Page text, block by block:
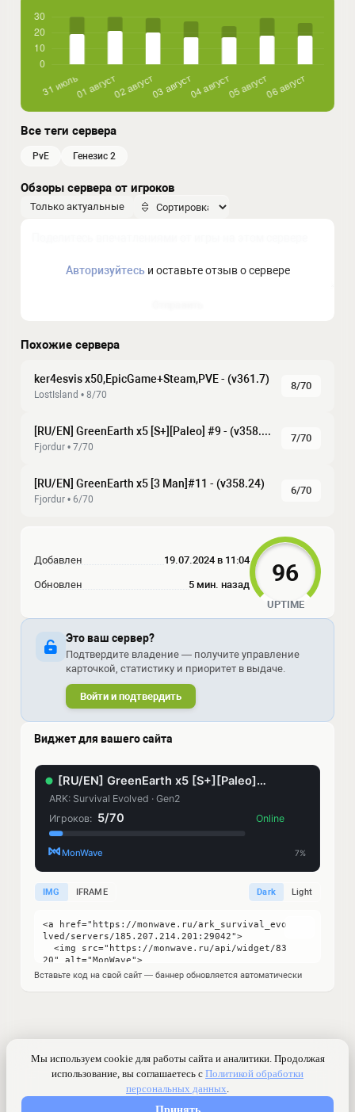
Все теги сервера
PvE генезис 2
Обзоры сервера от игроков
Только актуальные
Авторизуйтесьи оставьте отзыв о сервере
Похожие сервера
ker4esvis x50,EpicGame+Steam,PVE - (v361.7)
LostIsland • 8/70
8/70
[RU/EN] GreenEarth x5 [S+][Paleo] #9 - (v358.24)
Fjordur • 7/70
7/70
[RU/EN] GreenEarth x5 [3 Man]#11 - (v358.24)
Fjordur • 6/70
6/70
Добавлен 19.07.2024 в 11:04
Обновлен 5 мин. назад 96
UPTIME
Это ваш сервер?
Подтвердите владение — получите управление
карточкой, статистику и приоритет в выдаче.
Войти и подтвердить
Виджет для вашего сайта
IMG IFRAME Dark Light
Вставьте код на свой сайт — баннер обновляется автоматически